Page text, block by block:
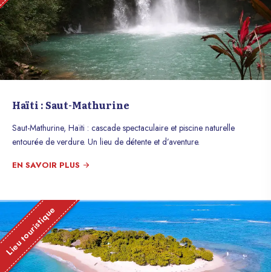
Haïti : Saut-Mathurine
Saut-Mathurine, Haïti : cascade spectaculaire et piscine naturelle
entourée de verdure. Un lieu de détente et d’aventure.
EN SAVOIR PLUS
Lieu touristique